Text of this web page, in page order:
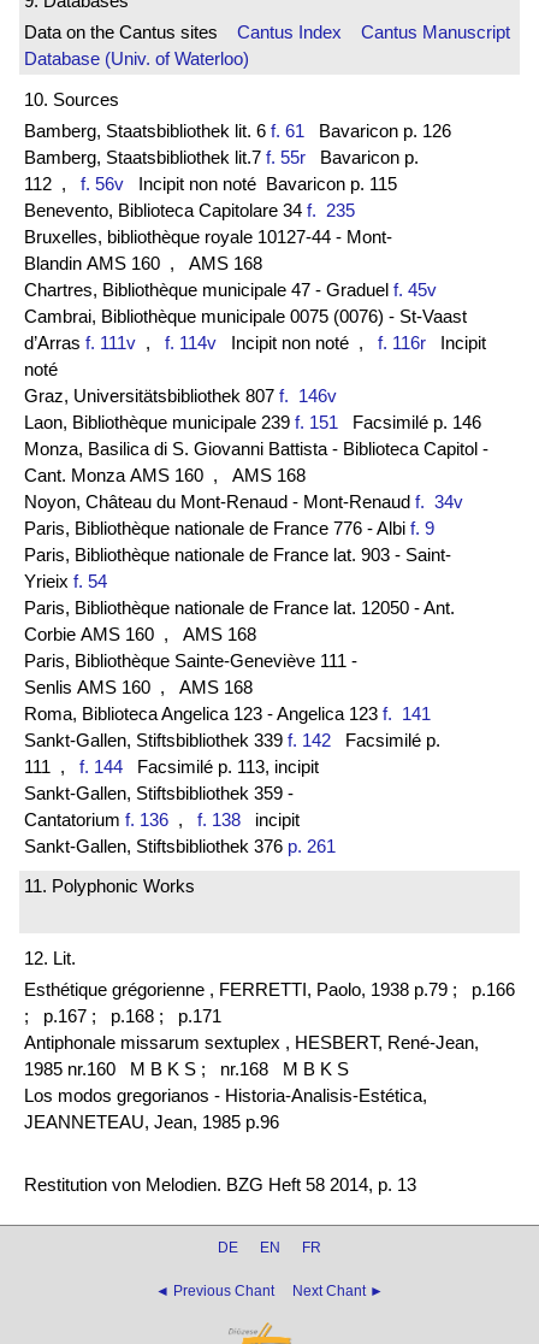
Data on the Cantus sites Cantus Index
Cantus Manuscript
Database (Univ. of Waterloo)
10. Sources
Bamberg, Staatsbibliothek lit. 6 f. 61 Bavaricon p. 126
Bamberg, Staatsbibliothek lit.7 f. 55r Bavaricon p.
112 , f. 56v Incipit non noté Bavaricon p. 115
Benevento, Biblioteca Capitolare 34 f. 235
Bruxelles, bibliothèque royale 10127-44 - Mont-
Blandin AMS 160 , AMS 168
Chartres, Bibliothèque municipale 47 - Graduel f. 45v
Cambrai, Bibliothèque municipale 0075 (0076) - St-Vaast
d’Arras f. 111v , f. 114v Incipit non noté , f. 116r Incipit
noté
Graz, Universitätsbibliothek 807 f. 146v
Laon, Bibliothèque municipale 239 f. 151 Facsimilé p. 146
Monza, Basilica di S. Giovanni Battista - Biblioteca Capitol -
Cant. Monza AMS 160 , AMS 168
Noyon, Château du Mont-Renaud - Mont-Renaud f. 34v
Paris, Bibliothèque nationale de France 776 - Albi f. 9
Paris, Bibliothèque nationale de France lat. 903 - Saint-
Yrieix f. 54
Paris, Bibliothèque nationale de France lat. 12050 - Ant.
Corbie AMS 160 , AMS 168
Paris, Bibliothèque Sainte-Geneviève 111 -
Senlis AMS 160 , AMS 168
Roma, Biblioteca Angelica 123 - Angelica 123 f. 141
Sankt-Gallen, Stiftsbibliothek 339 f. 142 Facsimilé p.
111 , f. 144 Facsimilé p. 113, incipit
Sankt-Gallen, Stiftsbibliothek 359 -
Cantatorium f. 136 , f. 138 incipit
Sankt-Gallen, Stiftsbibliothek 376 p. 261
11. Polyphonic Works
12. Lit.
Esthétique grégorienne , FERRETTI, Paolo, 1938 p.79 ;
p.166
;
p.167 ; p.168 ;
p.171
Antiphonale missarum sextuplex , HESBERT, René-Jean,
1985 nr.160 M B K S ;
nr.168 M B K S
Los modos gregorianos - Historia-Analisis-Estética,
JEANNETEAU, Jean, 1985 p.96
Restitution von Melodien. BZG Heft 58 2014, p. 13
DE EN FR
◄ Previous Chant Next Chant ►